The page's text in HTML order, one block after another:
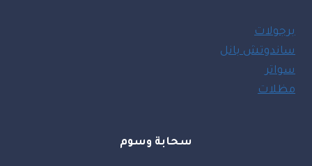
برجولات
ساندوتش بانل
سواتر
مظلات
سحابة وسوم